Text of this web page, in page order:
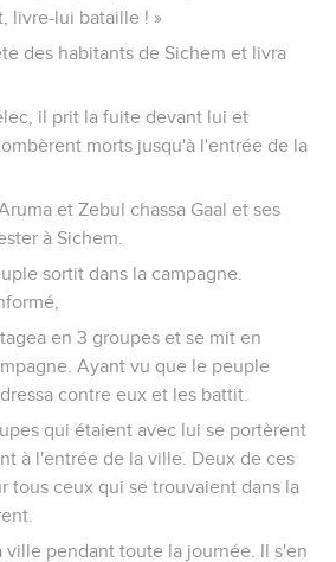
livre-lui bataille ! »
des habitants de Sichem et livra
il prit la fuite devant lui et
morts jusqu'à l'entrée de la
et Zebul chassa Gaal et ses
à Sichem.
sortit dans la campagne.
en 3 groupes et se mit en
Ayant vu que le peuple
contre eux et les battit.
qui étaient avec lui se portèrent
à l'entrée de la ville. Deux de ces
tous ceux qui se trouvaient dans la
ville pendant toute la journée. Il s'en